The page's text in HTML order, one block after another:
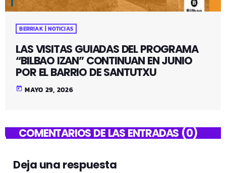
BERRIAK | NOTICIAS
LAS VISITAS GUIADAS DEL PROGRAMA
“BILBAO IZAN” CONTINUAN EN JUNIO
POR EL BARRIO DE SANTUTXU
today MAYO 29, 2026
COMENTARIOS DE LAS ENTRADAS (0)
Deja una respuesta